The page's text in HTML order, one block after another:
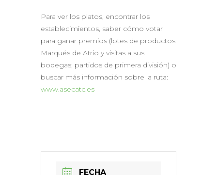
Para ver los platos, encontrar los
establecimientos, saber cómo votar
para ganar premios (lotes de productos
Marqués de Atrio y visitas a sus
bodegas; partidos de primera división) o
buscar más información sobre la ruta:
www.asecatc.es
FECHA